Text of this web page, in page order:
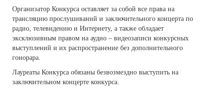
Организатор Конкурса оставляет за собой все права на
трансляцию прослушиваний и заключительного концерта по
радио, телевидению и Интернету, а также обладает
эксклюзивным правом на аудио – видеозаписи конкурсных
выступлений и их распространение без дополнительного
гонорара.
Лауреаты Конкурса обязаны безвозмездно выступить на
заключительном концерте конкурса.